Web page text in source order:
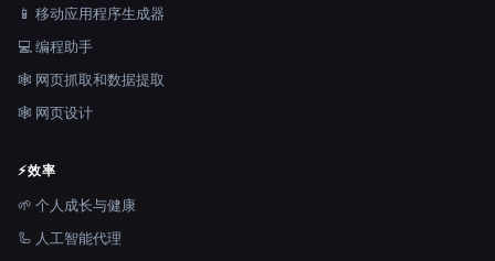
📱 移动应用程序生成器
💻 编程助手
🕸️ 网页抓取和数据提取
🕸 网页设计
⚡效率
🌱 个人成长与健康
🦾 人工智能代理